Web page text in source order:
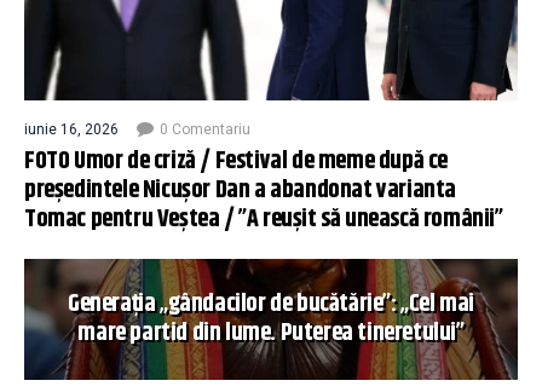
iunie 16, 2026 0 Comentariu
FOTO Umor de criză / Festival de meme după ce
președintele Nicușor Dan a abandonat varianta
Tomac pentru Veștea / ”A reușit să unească românii”
Generația „gândacilor de bucătărie”: „Cel mai
mare partid din lume. Puterea tineretului”